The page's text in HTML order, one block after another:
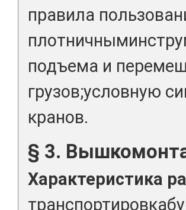
правила
подъема и
грузов;условную
кранов.
§ 3.
Характеристика